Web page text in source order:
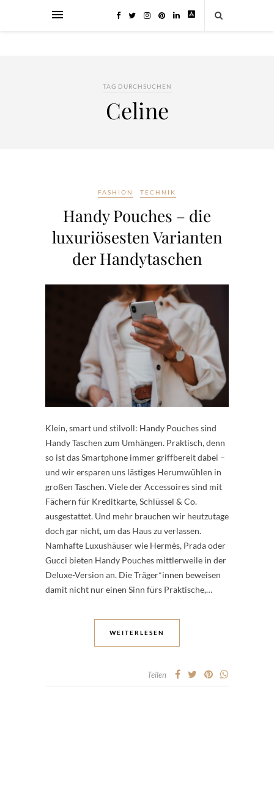
TAG DURCHSUCHEN
Celine
FASHION TECHNIK
Handy Pouches – die
luxuriösesten Varianten
der Handytaschen
Klein, smart und stilvoll: Handy Pouches sind
Handy Taschen zum Umhängen. Praktisch, denn
so ist das Smartphone immer griffbereit dabei –
und wir ersparen uns lästiges Herumwühlen in
großen Taschen. Viele der Accessoires sind mit
Fächern für Kreditkarte, Schlüssel & Co.
ausgestattet. Und mehr brauchen wir heutzutage
doch gar nicht, um das Haus zu verlassen.
Namhafte Luxushäuser wie Hermès, Prada oder
Gucci bieten Handy Pouches mittlerweile in der
Deluxe-Version an. Die Träger*innen beweisen
damit nicht nur einen Sinn fürs Praktische,…
WEITERLESEN
Teilen